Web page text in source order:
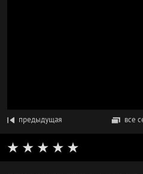
предыдущая все